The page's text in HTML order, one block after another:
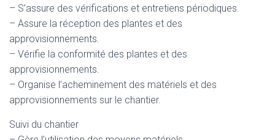
– S’assure des vérifications et entretiens périodiques.
– Assure la réception des plantes et des
approvisionnements.
– Vérifie la conformité des plantes et des
approvisionnements.
– Organise l’acheminement des matériels et des
approvisionnements sur le chantier.
Suivi du chantier